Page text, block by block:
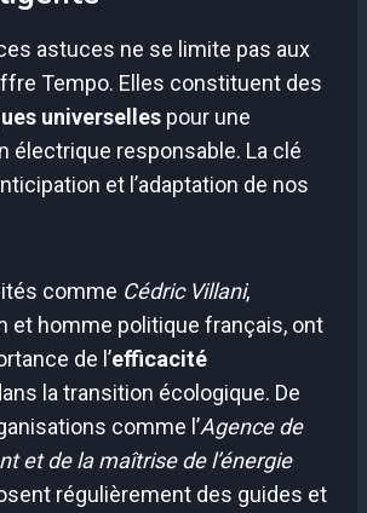
astuces ne se limite pas aux
Tempo. Elles constituent des
universelles pour une
électrique responsable. La clé
et l’adaptation de nos
comme Cédric Villani,
et homme politique français, ont
de l’efficacité
la transition écologique. De
comme l’Agence de
et de la maîtrise de l’énergie
régulièrement des guides et